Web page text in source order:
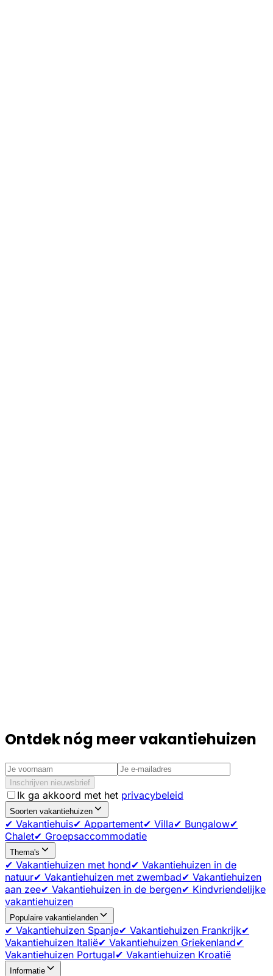
Ontdek nóg meer vakantiehuizen
Inschrijven nieuwsbrief
Ik ga akkoord met het privacybeleid
Soorten vakantiehuizen
✔ Vakantiehuis✔ Appartement✔ Villa✔ Bungalow✔
Chalet✔ Groepsaccommodatie
Thema's
✔ Vakantiehuizen met hond✔ Vakantiehuizen in de
natuur✔ Vakantiehuizen met zwembad✔ Vakantiehuizen
aan zee✔ Vakantiehuizen in de bergen✔ Kindvriendelijke
vakantiehuizen
Populaire vakantielanden
✔ Vakantiehuizen Spanje✔ Vakantiehuizen Frankrijk✔
Vakantiehuizen Italië✔ Vakantiehuizen Griekenland✔
Vakantiehuizen Portugal✔ Vakantiehuizen Kroatië
Informatie